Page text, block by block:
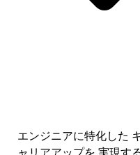
エンジニアに特化した
ャリアアップを 実現す